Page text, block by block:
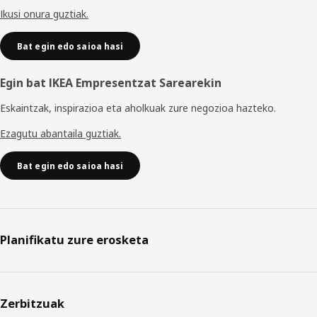
Ikusi onura guztiak.
Bat egin edo saioa hasi
Egin bat IKEA Empresentzat Sarearekin
Eskaintzak, inspirazioa eta aholkuak zure negozioa hazteko.
Ezagutu abantaila guztiak.
Bat egin edo saioa hasi
Planifikatu zure erosketa
Zerbitzuak